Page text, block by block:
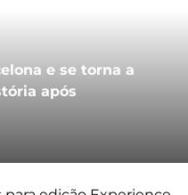
e se torna a
após